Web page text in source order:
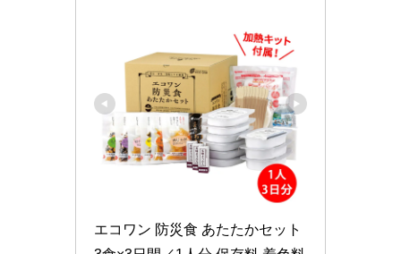
エコワン 防災食 あたたかセット